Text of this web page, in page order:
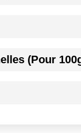
par le(s)
(Pour